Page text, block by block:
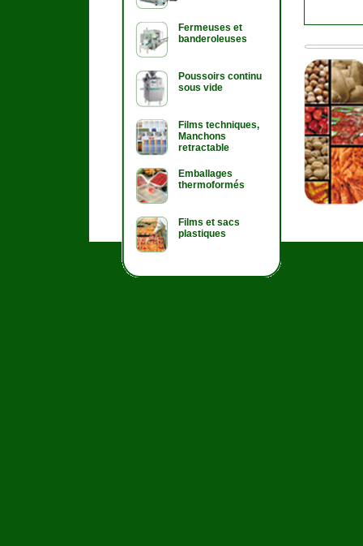
Fermeuses et
banderoleuses
Poussoirs continu
sous vide
Films techniques,
Manchons
retractable
Emballages
thermoformés
Films et sacs
plastiques